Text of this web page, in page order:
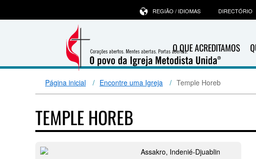
O QUE ACREDITAMOS
REGIÃO / IDIOMAS DIRECTÓRIO
Página inicial Encontre uma Igreja Temple Horeb
TEMPLE HOREB
Assakro, Indenié-Djuablin